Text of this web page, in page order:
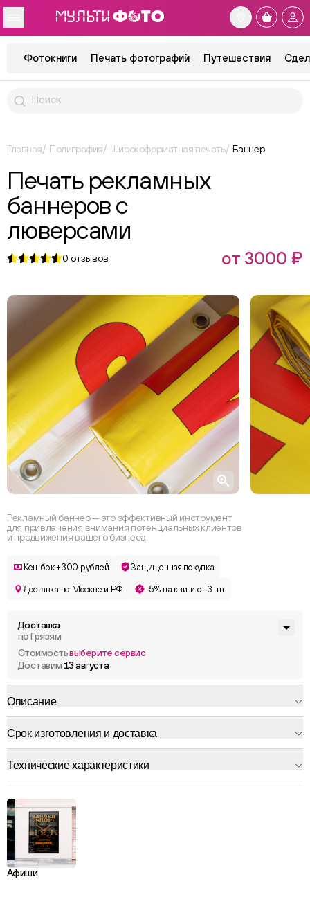
Фотокниги Печать фотографий Путешествия
Главная Полиграфия Широкоформатная печать Баннер
Рекламный баннер — это эффективный инструмент
для привлечения внимания потенциальных клиентов
и продвижения вашего бизнеса.
Печать рекламных
баннеров с
люверсами
0 отзывов от 3000 ₽
Кешбэк +300 рублей Защищенная покупка
Доставка по Москве и РФ -5% на книги от 3 шт
Доставка
по Грязям
Стоимостьвыберите сервис
Доставим 13 августа
Описание
Срок изготовления и доставка
Технические характеристики
Афиши